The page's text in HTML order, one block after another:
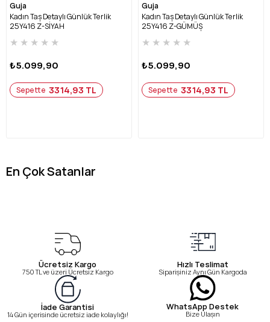
Guja
Kadın Taş Detaylı Günlük Terlik
25Y416 Z-SİYAH
★ ★ ★ ★ ★
₺5.099,90
Sepette 3314,93 TL
Guja
Kadın Taş Detaylı Günlük Terlik
25Y416 Z-GÜMÜŞ
★ ★ ★ ★ ★
₺5.099,90
Sepette 3314,93 TL
En Çok Satanlar
Ücretsiz Kargo
750 TL ve üzeri Ücretsiz Kargo
Hızlı Teslimat
Siparişiniz Aynı Gün Kargoda
İade Garantisi
14 Gün içerisinde ücretsiz iade kolaylığı!
WhatsApp Destek
Bize Ulaşın